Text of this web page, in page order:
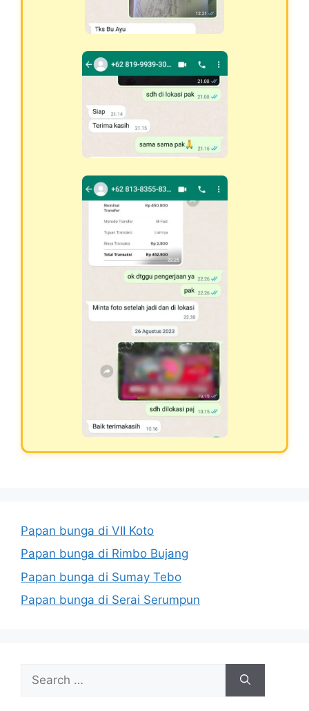
Papan bunga di VII Koto
Papan bunga di Rimbo Bujang
Papan bunga di Sumay Tebo
Papan bunga di Serai Serumpun
Search
for: